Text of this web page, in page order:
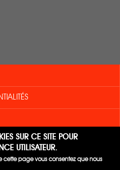
SUR CE SITE POUR
UTILISATEUR.
cette page vous consentez que nous